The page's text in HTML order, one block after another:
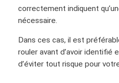
u
e
correctement indiquent
nécessaire.
Dans ces cas, il est
rouler avant d’avoir identifié
d’éviter tout risque pour